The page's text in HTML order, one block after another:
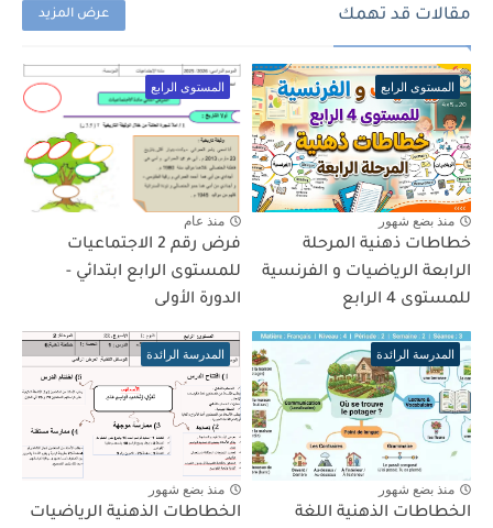
مقالات قد تهمك عرض المزيد
المستوى الرابع
منذ بضع شهور
خطاطات ذهنية المرحلة
الرابعة الرياضيات و الفرنسية
للمستوى 4 الرابع
المستوى الرابع
منذ عام
فرض رقم 2 الاجتماعيات
للمستوى الرابع ابتدائي -
الدورة الأولى
المدرسة الرائدة
منذ بضع شهور
الخطاطات الذهنية اللغة
المدرسة الرائدة
منذ بضع شهور
الخطاطات الذهنية الرياضيات